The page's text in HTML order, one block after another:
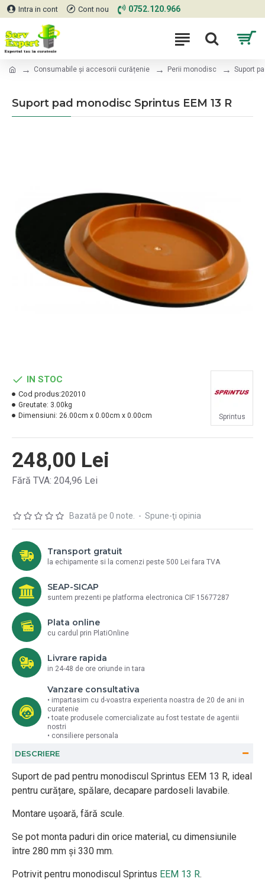
Intra in cont Cont nou 0752.120.966
Consumabile și accesorii curățenie Perii monodisc Suport
Suport pad monodisc Sprintus EEM 13 R
Bazată pe 0 note. - Spune-ţi opinia
248,00 Lei
Fără TVA: 204,96 Lei
IN STOC
Cod produs:202010
Greutate: 3.00kg
Dimensiuni: 26.00cm x 0.00cm x 0.00cm Sprintus
Transport gratuit
la echipamente si la comenzi peste 500 Lei fara TVA
SEAP-SICAP
suntem prezenti pe platforma electronica CIF 15677287
Plata online
cu cardul prin PlatiOnline
Livrare rapida
in 24-48 de ore oriunde in tara
Vanzare consultativa
• impartasim cu d-voastra experienta noastra de 20 de ani in
curatenie
• toate produsele comercializate au fost testate de agentii
nostri
• consiliere personala
DESCRIERE
Suport de pad pentru monodiscul Sprintus EEM 13 R, ideal
pentru curățare, spălare, decapare pardoseli lavabile.
Montare ușoară, fără scule.
Se pot monta paduri din orice material, cu dimensiunile
între 280 mm și 330 mm.
Potrivit pentru monodiscul Sprintus EEM 13 R.